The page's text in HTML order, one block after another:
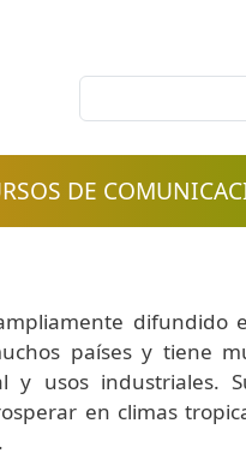
DE
difundido
países y tiene
y usos industriales.
en climas